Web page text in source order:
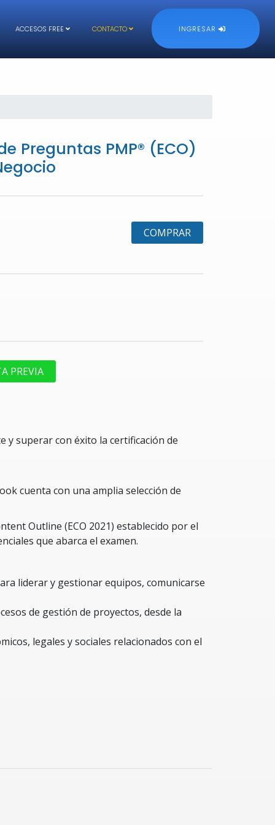
ACCESOS FREE CONTACTO INGRESAR
Preguntas PMP® (ECO)
COMPRAR
PREVIA
y superar con éxito la certificación de
cuenta con una amplia selección de
Outline (ECO 2021) establecido por el
que abarca el examen.
liderar y gestionar equipos, comunicarse
de gestión de proyectos, desde la
legales y sociales relacionados con el